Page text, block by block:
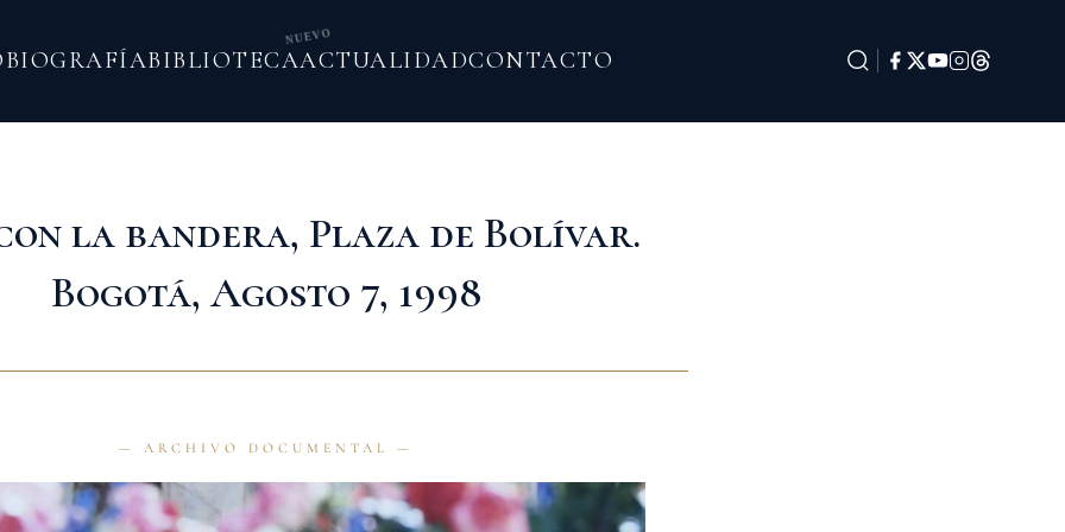
BIOGRAFÍABIBLIOTECA
NUEVO
ACTUALIDADCONTACTO
la bandera, Plaza de Bolívar.
Bogotá, Agosto 7, 1998